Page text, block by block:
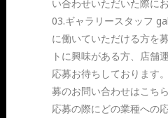
い合わせいただいた際に
03.ギャラリースタッフ
に働いていただける方を
トに興味がある方、店舗
応募お待ちしておりま
募のお問い合わせはこち
応募の際にどの業種への